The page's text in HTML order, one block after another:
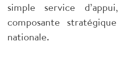
simple service
composante
nationale.